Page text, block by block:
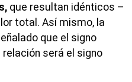
que resultan idénticos –
total. Así mismo, la
que el signo
será el signo